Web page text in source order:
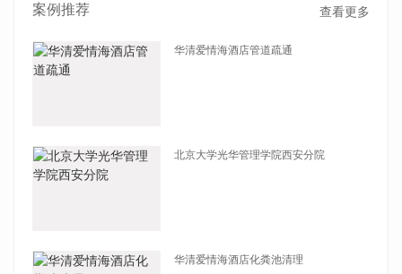
案例推荐 查看更多
华清爱情海酒店管道疏通
北京大学光华管理学院西安分院
华清爱情海酒店化粪池清理